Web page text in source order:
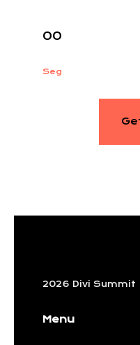
00
Seg
2026 Divi Summit
Menu